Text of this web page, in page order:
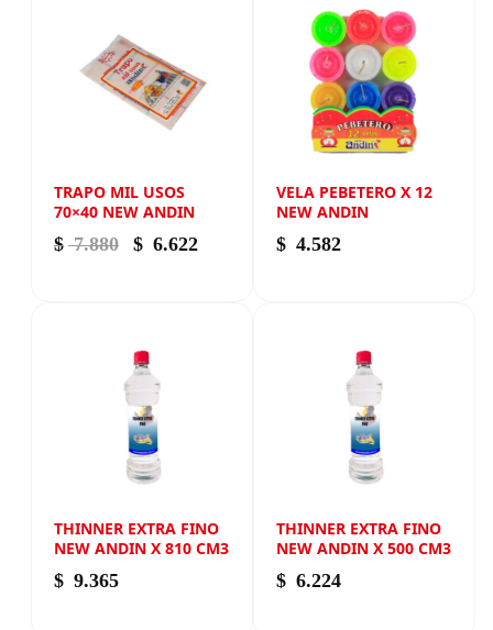
TRAPO MIL USOS
70×40 NEW ANDIN
$ 7.880 El precio original era: $ 7.880.
$ 6.622 El precio actual es: $ 6.622.
VELA PEBETERO X 12
NEW ANDIN
$ 4.582
THINNER EXTRA FINO
NEW ANDIN X 810 CM3
$ 9.365
THINNER EXTRA FINO
NEW ANDIN X 500 CM3
$ 6.224